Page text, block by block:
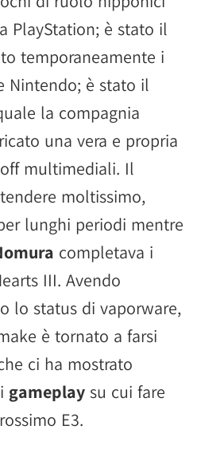
PlayStation; è stato il
temporaneamente i
Nintendo; è stato il
la compagnia
una vera e propria
multimediali. Il
moltissimo,
lunghi periodi mentre
completava i
III. Avendo
lo status di vaporware,
è tornato a farsi
ci ha mostrato
gameplay su cui fare
E3.